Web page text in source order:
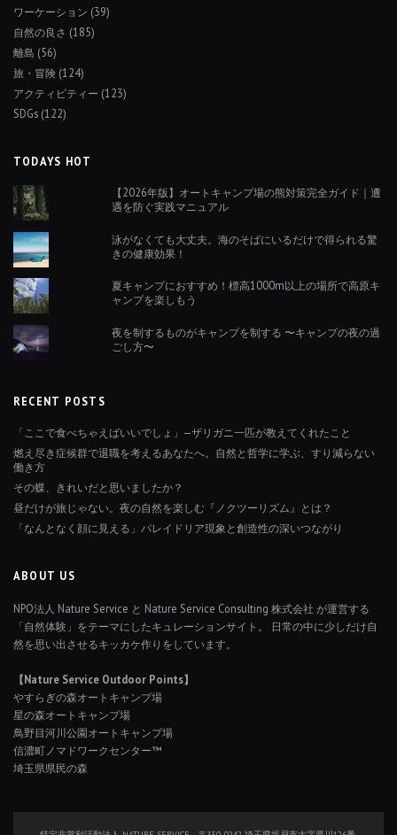
ワーケーション (39)
自然の良さ (185)
離島 (56)
旅・冒険 (124)
アクティビティー (123)
SDGs (122)
TODAYS HOT
【2026年版】オートキャンプ場の熊対策完全ガイド｜遭
遇を防ぐ実践マニュアル
泳がなくても大丈夫。海のそばにいるだけで得られる驚
きの健康効果！
夏キャンプにおすすめ！標高1000m以上の場所で高原キ
ャンプを楽しもう
夜を制するものがキャンプを制する 〜キャンプの夜の過
ごし方〜
RECENT POSTS
「ここで食べちゃえばいいでしょ」—ザリガニ一匹が教えてくれたこと
燃え尽き症候群で退職を考えるあなたへ。自然と哲学に学ぶ、すり減らない
働き方
その蝶、きれいだと思いましたか？
昼だけが旅じゃない。夜の自然を楽しむ『ノクツーリズム』とは？
「なんとなく顔に見える」パレイドリア現象と創造性の深いつながり
ABOUT US
NPO法人 Nature Service と Nature Service Consulting 株式会社 が運営する
「自然体験」をテーマにしたキュレーションサイト。 日常の中に少しだけ自
然を思い出させるキッカケ作りをしています。
【Nature Service Outdoor Points】
やすらぎの森オートキャンプ場
星の森オートキャンプ場
鳥野目河川公園オートキャンプ場
信濃町ノマドワークセンター™
埼玉県県民の森